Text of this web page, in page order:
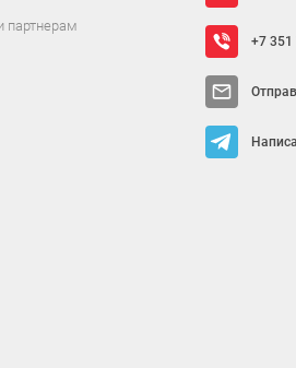
партнерам
+7 351